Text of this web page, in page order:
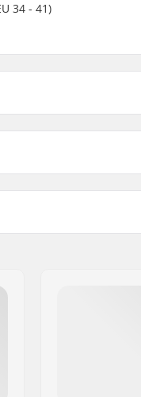
34 - 41)
/ Compy Rulluisu Pidur:
Included